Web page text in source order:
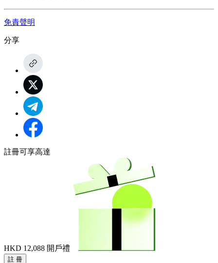
免責聲明
分享
註冊可享高達
HKD 12,088 開戶禮
註 冊